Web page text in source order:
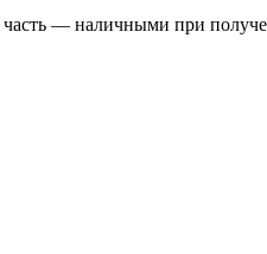
— наличными при